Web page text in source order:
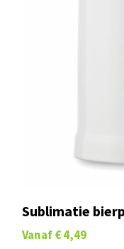
Sublimatie
Vanaf € 4,49